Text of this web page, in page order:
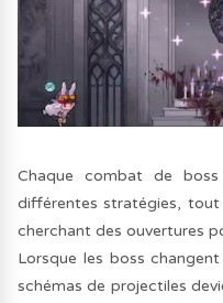
Chaque combat de
différentes stratégies,
cherchant des ouvertures
Lorsque les boss
schémas de projectiles